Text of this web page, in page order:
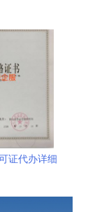
证代办详细